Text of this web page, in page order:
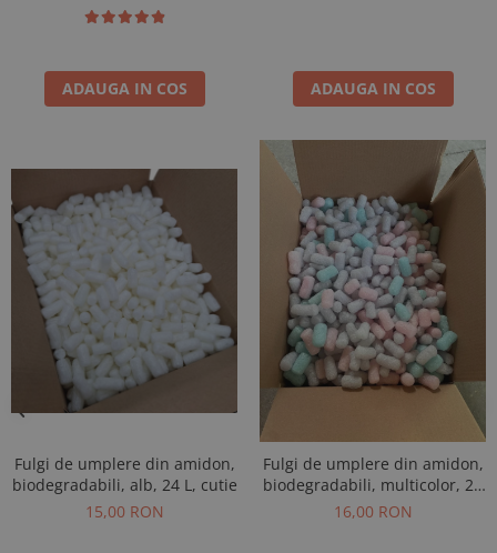
ADAUGA IN COS ADAUGA IN COS
Fulgi de umplere din amidon,
biodegradabili, alb, 24 L, cutie
15,00 RON
Fulgi de umplere din amidon,
biodegradabili, multicolor, 24
L, cutie
16,00 RON